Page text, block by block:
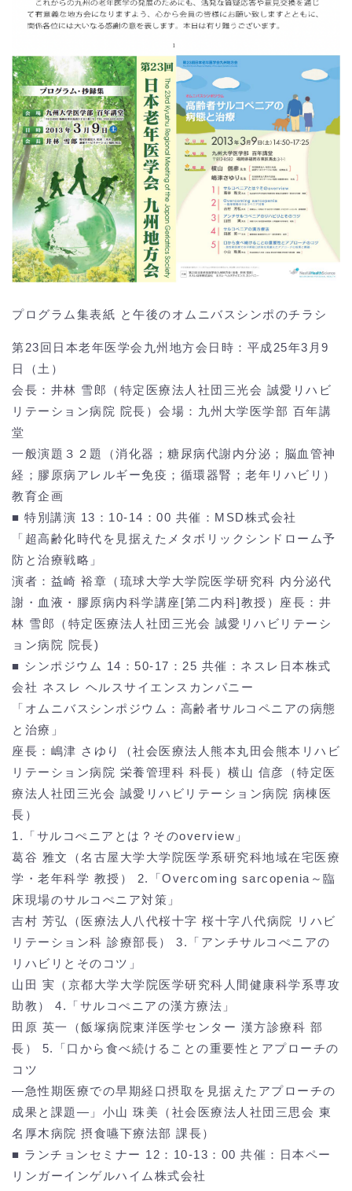
プログラム集表紙 と午後のオムニバスシンポのチラシ
第23回日本老年医学会九州地方会日時：平成25年3月9
日（土）
会長：井林 雪郎（特定医療法人社団三光会 誠愛リハビ
リテーション病院 院長）会場：九州大学医学部 百年講
堂
一般演題３２題（消化器；糖尿病代謝内分泌；脳血管神
経；膠原病アレルギー免疫；循環器腎；老年リハビリ）
教育企画
■ 特別講演 13：10-14：00 共催：MSD株式会社
「超高齢化時代を見据えたメタボリックシンドローム予
防と治療戦略」
演者：益崎 裕章（琉球大学大学院医学研究科 内分泌代
謝・血液・膠原病内科学講座[第二内科]教授）座長：井
林 雪郎（特定医療法人社団三光会 誠愛リハビリテーシ
ョン病院 院長)
■ シンポジウム 14：50-17：25 共催：ネスレ日本株式
会社 ネスレ ヘルスサイエンスカンパニー
「オムニバスシンポジウム：高齢者サルコペニアの病態
と治療」
座長：嶋津 さゆり（社会医療法人熊本丸田会熊本リハビ
リテーション病院 栄養管理科 科長）横山 信彦（特定医
療法人社団三光会 誠愛リハビリテーション病院 病棟医
長）
1.「サルコぺニアとは？そのoverview」
葛谷 雅文（名古屋大学大学院医学系研究科地域在宅医療
学・老年科学 教授） 2.「Overcoming sarcopenia～臨
床現場のサルコぺニア対策」
吉村 芳弘（医療法人八代桜十字 桜十字八代病院 リハビ
リテーション科 診療部長） 3.「アンチサルコぺニアの
リハビリとそのコツ」
山田 実（京都大学大学院医学研究科人間健康科学系専攻
助教） 4.「サルコぺニアの漢方療法」
田原 英一（飯塚病院東洋医学センター 漢方診療科 部
長） 5.「口から食べ続けることの重要性とアプローチの
コツ
―急性期医療での早期経口摂取を見据えたアプローチの
成果と課題―」小山 珠美（社会医療法人社団三思会 東
名厚木病院 摂食嚥下療法部 課長）
■ ランチョンセミナー 12：10-13：00 共催：日本ペー
リンガーインゲルハイム株式会社